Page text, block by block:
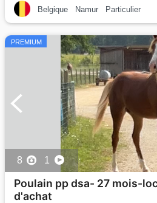
Belgique Namur Particulier
PREMIUM
8 1
Poulain pp dsa- 27 mois-
d'achat